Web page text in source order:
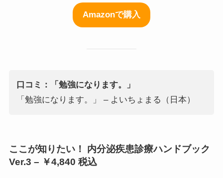
Amazonで購入
口コミ：「勉強になります。」
「勉強になります。」 – よいちょまる（日本）
ここが知りたい！ 内分泌疾患診療ハンドブック
Ver.3 – ￥4,840 税込